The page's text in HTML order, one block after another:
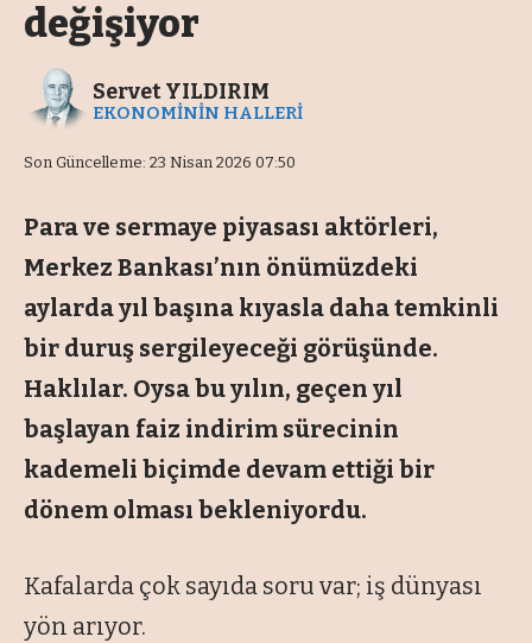
değişiyor
Son Güncelleme: 23 Nisan 2026 07:50
Servet YILDIRIM
EKONOMİNİN HALLERİ
Para ve sermaye piyasası aktörleri,
Merkez Bankası’nın önümüzdeki
aylarda yıl başına kıyasla daha temkinli
bir duruş sergileyeceği görüşünde.
Haklılar. Oysa bu yılın, geçen yıl
başlayan faiz indirim sürecinin
kademeli biçimde devam ettiği bir
dönem olması bekleniyordu.
Kafalarda çok sayıda soru var; iş dünyası
yön arıyor.